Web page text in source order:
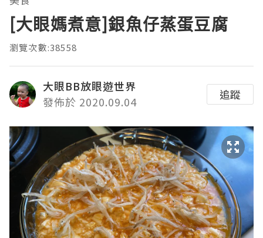
[大眼媽煮意]銀魚仔蒸蛋豆腐
瀏覽次數:38558
大眼BB放眼遊世界
發佈於 2020.09.04
追蹤